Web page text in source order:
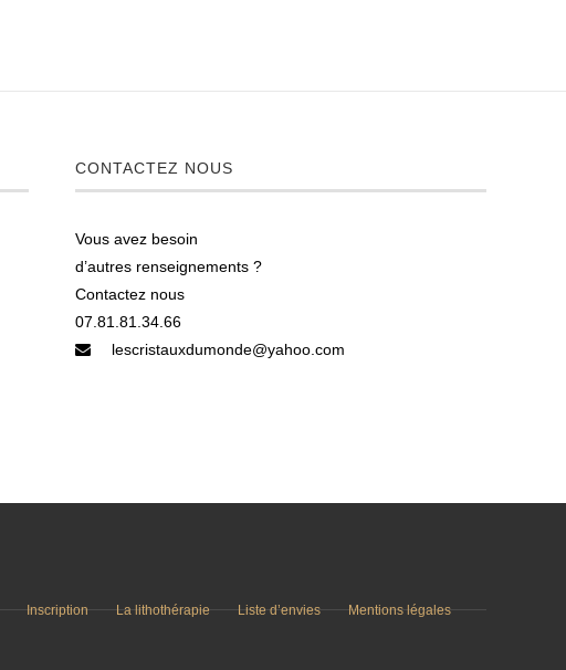
CONTACTEZ NOUS
Vous avez besoin
d’autres renseignements ?
Contactez nous
07.81.81.34.66
lescristauxdumonde@yahoo.com
Inscription La lithothérapie Liste d’envies Mentions légales